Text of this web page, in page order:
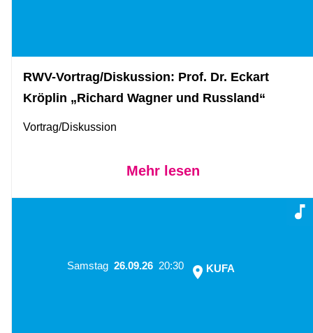
RWV-Vortrag/Diskussion: Prof. Dr. Eckart
Kröplin „Richard Wagner und Russland“
Vortrag/Diskussion
Mehr lesen
Samstag 26.09.26 20:30 KUFA